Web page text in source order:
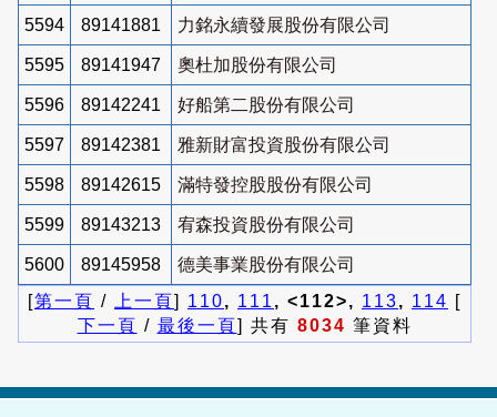
5594 89141881 力銘永續發展股份有限公司
5595 89141947 奧杜加股份有限公司
5596 89142241 好船第二股份有限公司
5597 89142381 雅新財富投資股份有限公司
5598 89142615 滿特發控股股份有限公司
5599 89143213 宥森投資股份有限公司
5600 89145958
德美事業股份有限公司
[第一頁 / 上一頁] 110, 111 , <112>, 113, 114 [
下一頁 / 最後一頁] 共有 8034 筆資料